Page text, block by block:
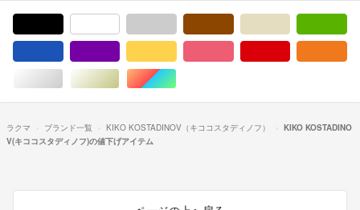
シルバー/銀色系ゴールド/金色系マルチカラー
ラクマ ブランド一覧 KIKO KOSTADINOV（キココスタディノフ）
KIKO KOSTADINO
V(キココスタディノフ)の値下げアイテム